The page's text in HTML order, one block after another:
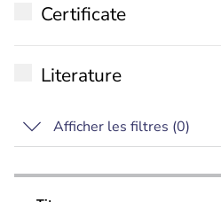
Certificate
Literature
Afficher les filtres (0)